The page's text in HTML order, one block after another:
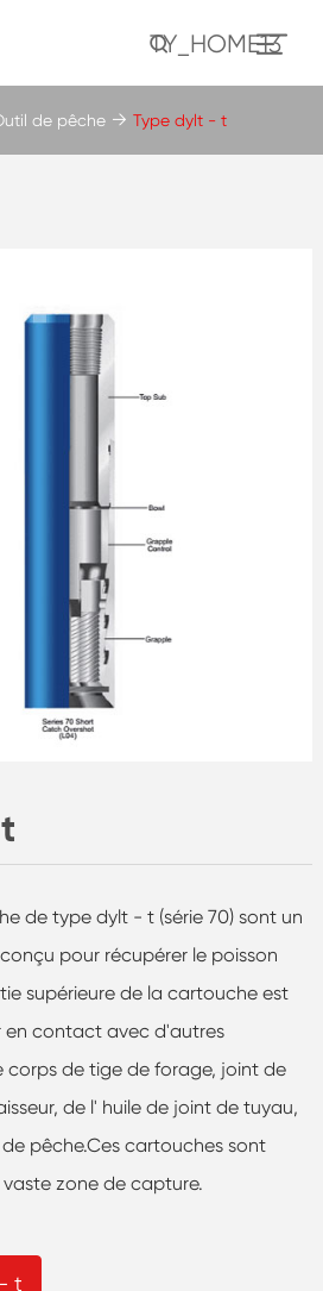
TY_HOME13
de type dylt - t (série 70) sont un
pour récupérer le poisson
supérieure de la cartouche est
contact avec d'autres
de tige de forage, joint de
de l' huile de joint de tuyau,
pêche.Ces cartouches sont
zone de capture.
t
de pêche Type dylt - t